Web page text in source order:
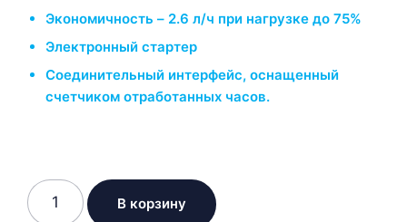
Экономичность – 2.6 л/ч при нагрузке до 75%
Электронный стартер
Соединительный интерфейс, оснащенный
счетчиком отработанных часов.
Количество
товара
В корзину